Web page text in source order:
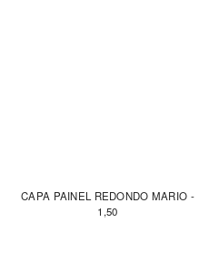
CAPA PAINEL REDONDO MARIO -
1,50